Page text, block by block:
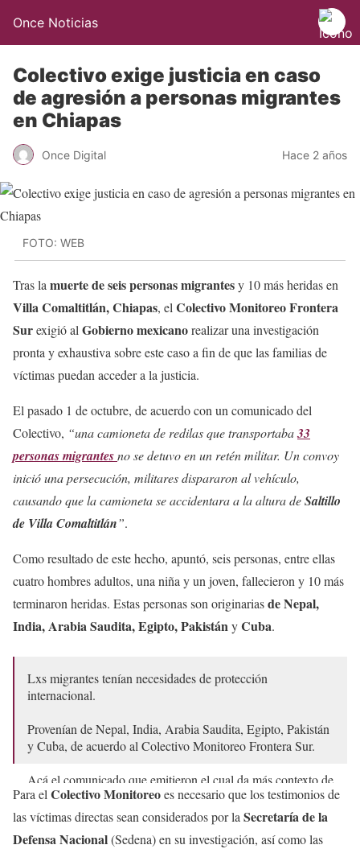
Once Noticias
Colectivo exige justicia en caso
de agresión a personas migrantes
en Chiapas
Once Digital Hace 2 años
FOTO: WEB
Tras la muerte de seis personas migrantesy 10 más heridas en
Villa Comaltitlán, Chiapas, el Colectivo Monitoreo Frontera
Surexigió al Gobierno mexicanorealizar una investigación
pronta y exhaustiva sobre este caso a fin de que las familias de
víctimas puedan acceder a la justicia.
El pasado 1 de octubre, de acuerdo con un comunicado del
Colectivo, “una camioneta de redilas que transportaba33
personas migrantesno se detuvo en un retén militar. Un convoy
inició una persecución, militares dispararon al vehículo,
causando que la camioneta se accidentara a la altura deSaltillo
de Villa Comaltitlán”.
Como resultado de este hecho, apuntó, seis personas, entre ellas
cuatro hombres adultos, una niña y un joven, fallecieron y 10 más
terminaron heridas. Estas personas son originariasde Nepal,
India, Arabia Saudita, Egipto, PakistányCuba.
Lxs migrantes tenían necesidades de protección
internacional.
Provenían de Nepal, India, Arabia Saudita, Egipto, Pakistán
y Cuba, de acuerdo al Colectivo Monitoreo Frontera Sur.
Acá el comunicado que emitieron el cual da más contexto de
la situación:pic.twitter.com/FAEY5wbUHG
— 𝚕𝚒𝚣𝚋𝚎𝚝𝚑 (@abismada_)October 3, 2024
Para el Colectivo Monitoreoes necesario que los testimonios de
las víctimas directas sean considerados por la Secretaría de la
Defensa Nacional(Sedena) en su investigación, así como las